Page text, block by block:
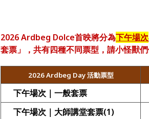
2026 Ardbeg Dolce首映將分為下午場次
套票」，共有四種不同票型，請小怪獸
2026 Ardbeg Day活動票型
下午場次｜一般套票
下午場次｜大師講堂套票(1)